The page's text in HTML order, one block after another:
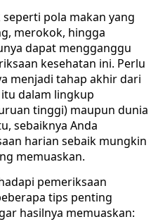
pola makan yang
merokok, hingga
dapat mengganggu
kesehatan ini. Perlu
menjadi tahap akhir dari
dalam lingkup
tinggi) maupun dunia
sebaiknya Anda
harian sebaik mungkin
memuaskan.
pemeriksaan
tips penting
hasilnya memuaskan: